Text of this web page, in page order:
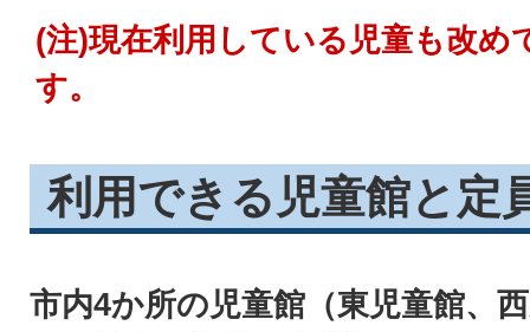
(注)現在利用している児童も改め
す。
利用できる児童館と定
市内4か所の児童館（東児童館、